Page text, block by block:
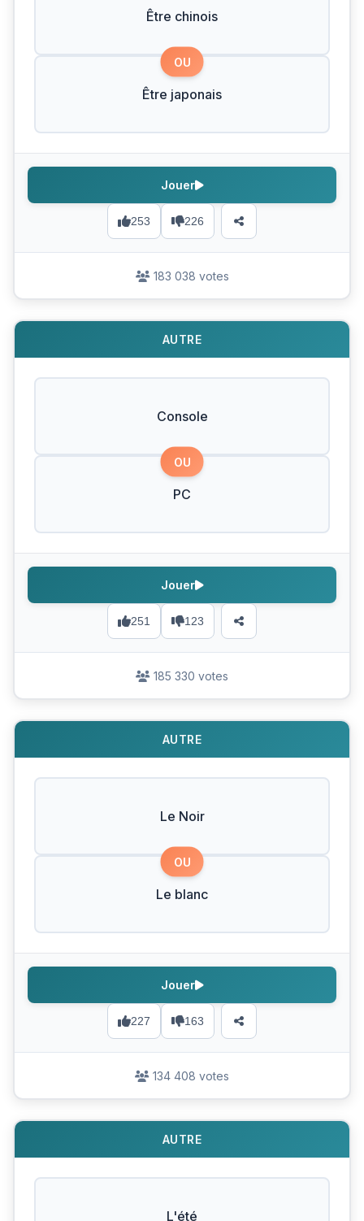
Être chinois
OU
Être japonais
253 226
Jouer
183 038 votes
AUTRE
Console
OU
PC
251 123
Jouer
185 330 votes
AUTRE
Le Noir
OU
Le blanc
227 163
Jouer
134 408 votes
AUTRE
L'été